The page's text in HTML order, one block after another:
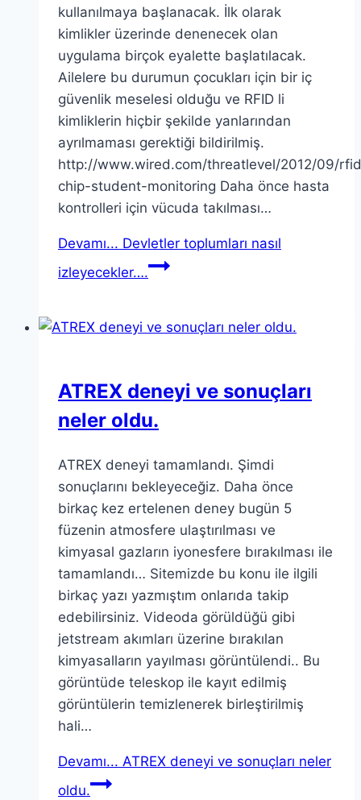
kullanılmaya başlanacak. İlk olarak
kimlikler üzerinde denenecek olan
uygulama birçok eyalette başlatılacak.
Ailelere bu durumun çocukları için bir iç
güvenlik meselesi olduğu ve RFID li
kimliklerin hiçbir şekilde yanlarından
ayrılmaması gerektiği bildirilmiş.
http://www.wired.com/threatlevel/2012/09/
chip-student-monitoring Daha önce hasta
kontrolleri için vücuda takılması…
Devamı... Devletler toplumları nasıl
izleyecekler….
ATREX deneyi ve sonuçları
neler oldu.
ATREX deneyi tamamlandı. Şimdi
sonuçlarını bekleyeceğiz. Daha önce
birkaç kez ertelenen deney bugün 5
füzenin atmosfere ulaştırılması ve
kimyasal gazların iyonesfere bırakılması ile
tamamlandı… Sitemizde bu konu ile ilgili
birkaç yazı yazmıştım onlarıda takip
edebilirsiniz. Videoda görüldüğü gibi
jetstream akımları üzerine bırakılan
kimyasalların yayılması görüntülendi.. Bu
görüntüde teleskop ile kayıt edilmiş
görüntülerin temizlenerek birleştirilmiş
hali…
Devamı... ATREX deneyi ve sonuçları neler
oldu.